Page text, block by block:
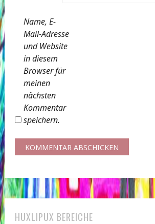
Name, E-
Mail-Adresse
und Website
in diesem
Browser für
meinen
nächsten
Kommentar
speichern.
HUXLIPUX BEREICHE